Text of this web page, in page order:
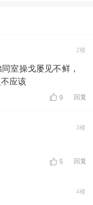
2楼
室操戈屡见不鲜，
应该
9 回复
3楼
5 回复
4楼